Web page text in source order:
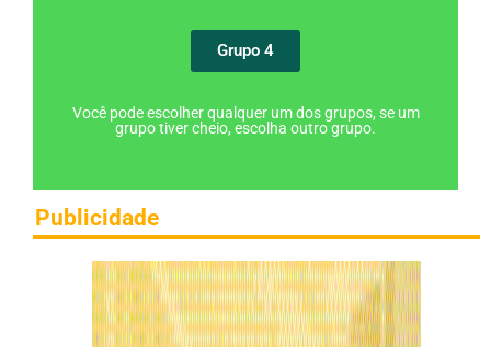
Grupo 4
Você pode escolher qualquer um dos grupos, se um
grupo tiver cheio, escolha outro grupo.
Publicidade